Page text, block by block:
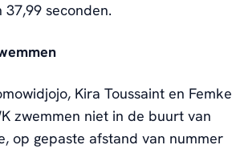
seconden.
Kira Toussaint en Femke
zwemmen niet in de buurt van
op gepaste afstand van nummer